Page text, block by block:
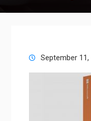
September 11,